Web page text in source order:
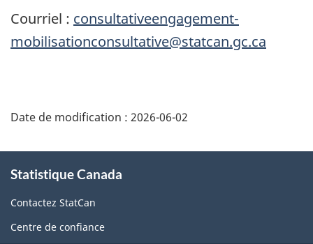
Courriel : consultativeengagement-
mobilisationconsultative@statcan.gc.ca
Date de modification : 2026-06-02
propos
de
ce
Statistique Canada
Contactez StatCan
Centre de confiance